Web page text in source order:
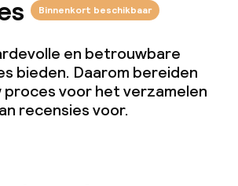
Binnenkort beschikbaar
en betrouwbare
bieden. Daarom bereiden
proces voor het verzamelen
recensies voor.